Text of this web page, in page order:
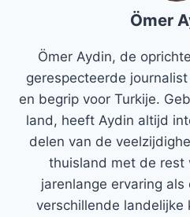
Ömer
Ömer Aydin, de
gerespecteerde
en begrip voor Turkije.
land, heeft Aydin altijd
delen van de
thuisland met de rest
jarenlange ervaring
verschillende landelijke